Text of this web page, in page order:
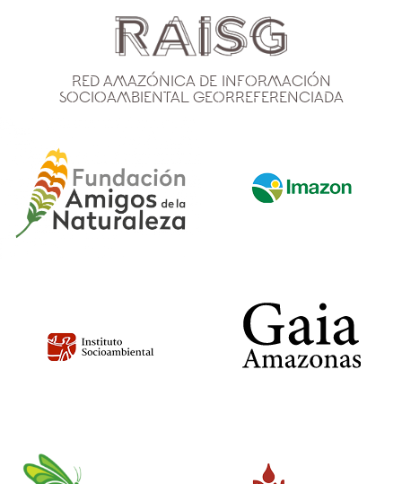
Red Amazónica de Información
Socioambiental Georreferenciada